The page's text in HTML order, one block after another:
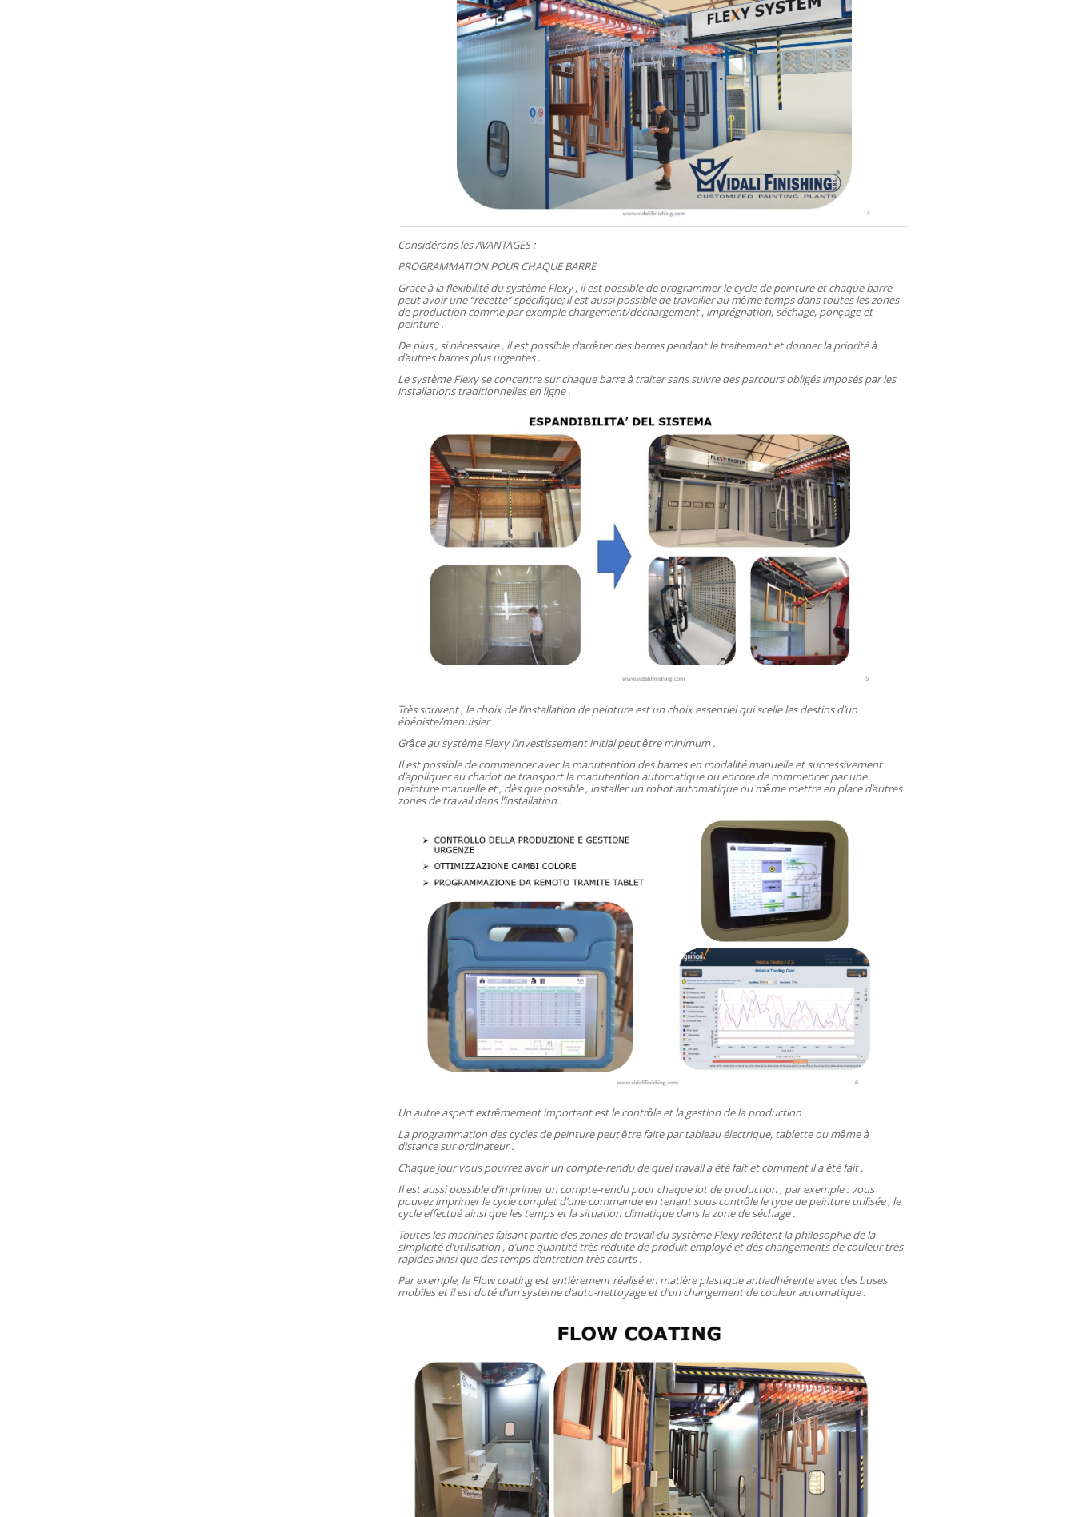
Considérons les AVANTAGES :
PROGRAMMATION POUR CHAQUE BARRE
Grace à la flexibilité du système Flexy , il est possible de programmer le cycle de peinture et chaque barre
peut avoir une “recette” spécifique; il est aussi possible de travailler au même temps dans toutes les zones
de production comme par exemple chargement/déchargement , imprégnation, séchage, ponçage et
peinture .
De plus , si nécessaire , il est possible d’arrêter des barres pendant le traitement et donner la priorité à
d’autres barres plus urgentes .
Le système Flexy se concentre sur chaque barre à traiter sans suivre des parcours obligés imposés par les
installations traditionnelles en ligne .
Très souvent , le choix de l’installation de peinture est un choix essentiel qui scelle les destins d’un
ébéniste/menuisier .
Grâce au système Flexy l’investissement initial peut être minimum .
Il est possible de commencer avec la manutention des barres en modalité manuelle et successivement
d’appliquer au chariot de transport la manutention automatique ou encore de commencer par une
peinture manuelle et , dès que possible , installer un robot automatique ou même mettre en place d’autres
zones de travail dans l’installation .
Un autre aspect extrêmement important est le contrôle et la gestion de la production .
La programmation des cycles de peinture peut être faite par tableau électrique, tablette ou même à
distance sur ordinateur .
Chaque jour vous pourrez avoir un compte-rendu de quel travail a été fait et comment il a été fait .
Il est aussi possible d’imprimer un compte-rendu pour chaque lot de production , par exemple : vous
pouvez imprimer le cycle complet d’une commande en tenant sous contrôle le type de peinture utilisée , le
cycle effectué ainsi que les temps et la situation climatique dans la zone de séchage .
Toutes les machines faisant partie des zones de travail du système Flexy reflètent la philosophie de la
simplicité d’utilisation , d’une quantité très réduite de produit employé et des changements de couleur très
rapides ainsi que des temps d’entretien très courts .
Par exemple, le Flow coating est entièrement réalisé en matière plastique antiadhérente avec des buses
mobiles et il est doté d’un système d’auto-nettoyage et d’un changement de couleur automatique .